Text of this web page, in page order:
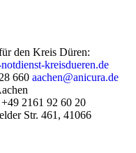
den Kreis Düren:
kreisdueren.de
660 aachen@anicura.de
2161 92 60 20
Str. 461, 41066